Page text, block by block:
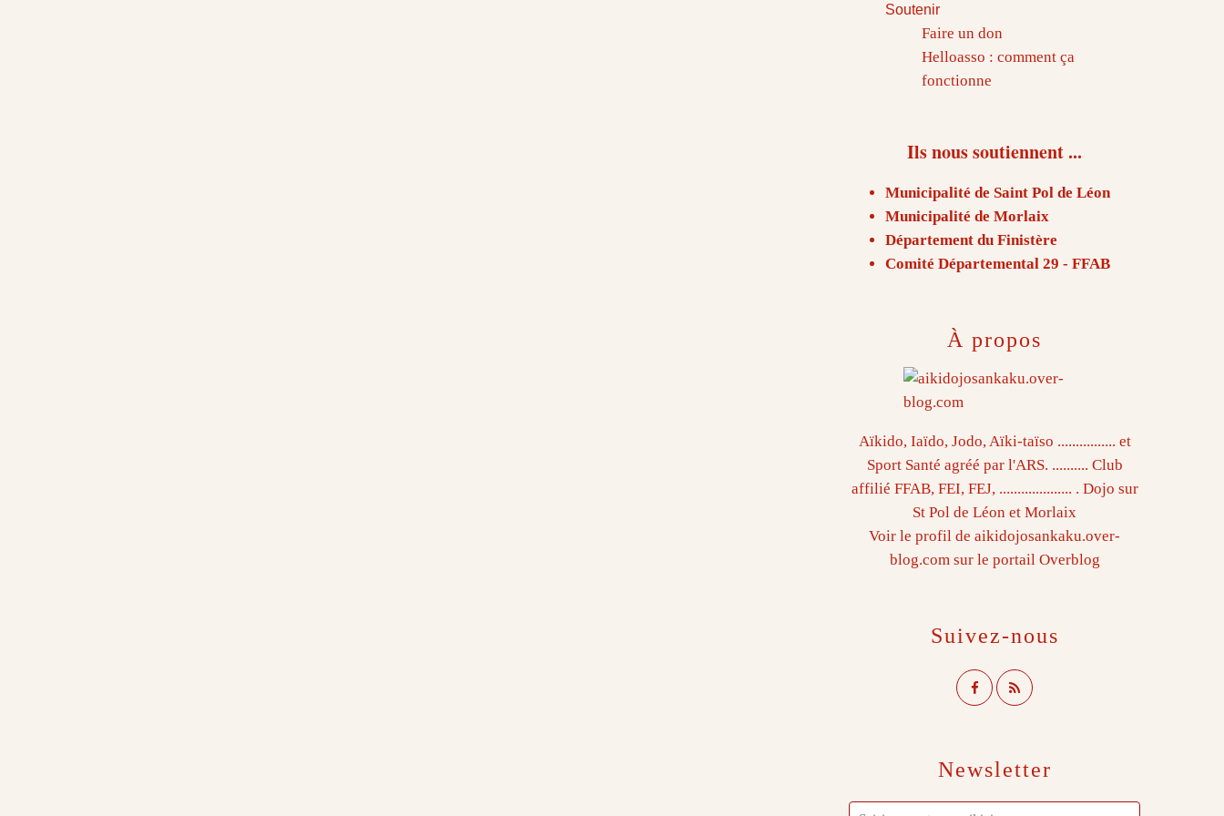
Newsletter
Suivez-nous
À propos
Aïkido, Iaïdo, Jodo, Aïki-taïso ................ et
Sport Santé agréé par l'ARS. .......... Club
affilié FFAB, FEI, FEJ, .................... . Dojo sur
St Pol de Léon et Morlaix
Voir le profil de aikidojosankaku.over-
blog.comsur le portail Overblog
Soutenir
Faire un don
Helloasso : comment ça
fonctionne
Ils nous soutiennent ...
Municipalité de Saint Pol de Léon
Municipalité de Morlaix
Département du Finistère
Comité Départemental 29 - FFAB